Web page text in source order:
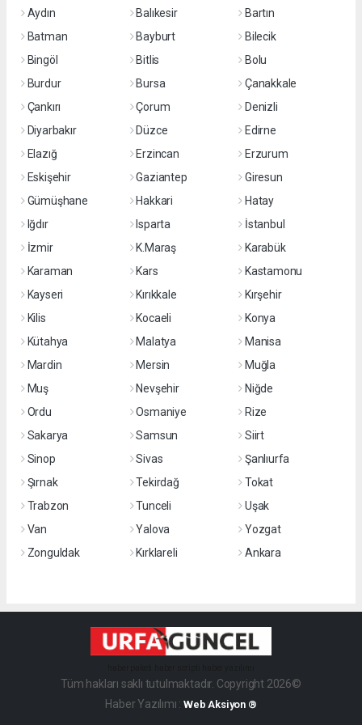
Aydın
Balıkesir
Bartın
Batman
Bayburt
Bilecik
Bingöl
Bitlis
Bolu
Burdur
Bursa
Çanakkale
Çankırı
Çorum
Denizli
Diyarbakır
Düzce
Edirne
Elazığ
Erzincan
Erzurum
Eskişehir
Gaziantep
Giresun
Gümüşhane
Hakkari
Hatay
Iğdır
Isparta
İstanbul
İzmir
K.Maraş
Karabük
Karaman
Kars
Kastamonu
Kayseri
Kırıkkale
Kırşehir
Kilis
Kocaeli
Konya
Kütahya
Malatya
Manisa
Mardin
Mersin
Muğla
Muş
Nevşehir
Niğde
Ordu
Osmaniye
Rize
Sakarya
Samsun
Siirt
Sinop
Sivas
Şanlıurfa
Şırnak
Tekirdağ
Tokat
Trabzon
Tunceli
Uşak
Van
Yalova
Yozgat
Zonguldak
Kırklareli Ankara
Tüm hakları saklı tutulmaktadır. Copyright 2026©
Haber Yazılımı :Web Aksiyon ®